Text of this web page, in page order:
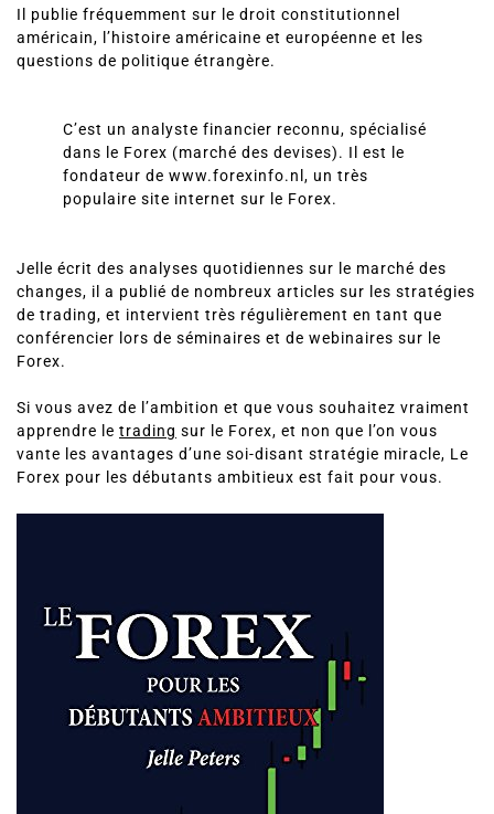
Il publie fréquemment sur le droit constitutionnel
américain, l’histoire américaine et européenne et les
questions de politique étrangère.
C’est un analyste financier reconnu, spécialisé
dans le Forex (marché des devises). Il est le
fondateur de www.forexinfo.nl, un très
populaire site internet sur le Forex.
Jelle écrit des analyses quotidiennes sur le marché des
changes, il a publié de nombreux articles sur les stratégies
de trading, et intervient très régulièrement en tant que
conférencier lors de séminaires et de webinaires sur le
Forex.
Si vous avez de l’ambition et que vous souhaitez vraiment
apprendre le trading sur le Forex, et non que l’on vous
vante les avantages d’une soi-disant stratégie miracle, Le
Forex pour les débutants ambitieux est fait pour vous.